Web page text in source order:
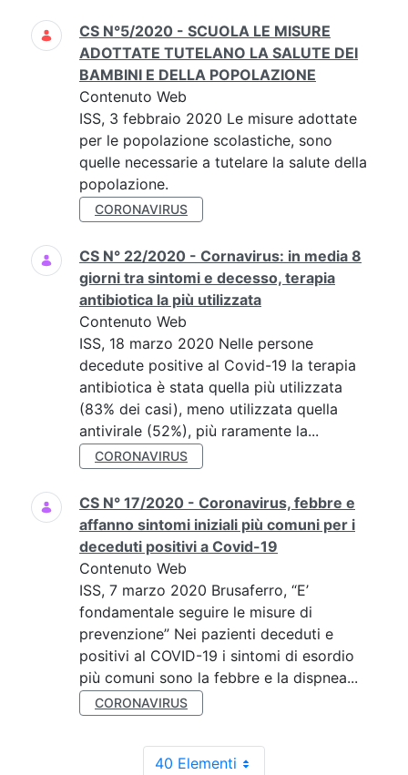
CS N°5/2020 - SCUOLA LE MISURE
ADOTTATE TUTELANO LA SALUTE DEI
BAMBINI E DELLA POPOLAZIONE
Contenuto Web
ISS, 3 febbraio 2020 Le misure adottate
per le popolazione scolastiche, sono
quelle necessarie a tutelare la salute della
popolazione.
CORONAVIRUS
CS N° 22/2020 - Cornavirus: in media 8
giorni tra sintomi e decesso, terapia
antibiotica la più utilizzata
Contenuto Web
ISS, 18 marzo 2020 Nelle persone
decedute positive al Covid-19 la terapia
antibiotica è stata quella più utilizzata
(83% dei casi), meno utilizzata quella
antivirale (52%), più raramente la...
CORONAVIRUS
CS N° 17/2020 - Coronavirus, febbre e
affanno sintomi iniziali più comuni per i
deceduti positivi a Covid-19
Contenuto Web
ISS, 7 marzo 2020 Brusaferro, “E’
fondamentale seguire le misure di
prevenzione” Nei pazienti deceduti e
positivi al COVID-19 i sintomi di esordio
più comuni sono la febbre e la dispnea...
CORONAVIRUS
40 Elementi